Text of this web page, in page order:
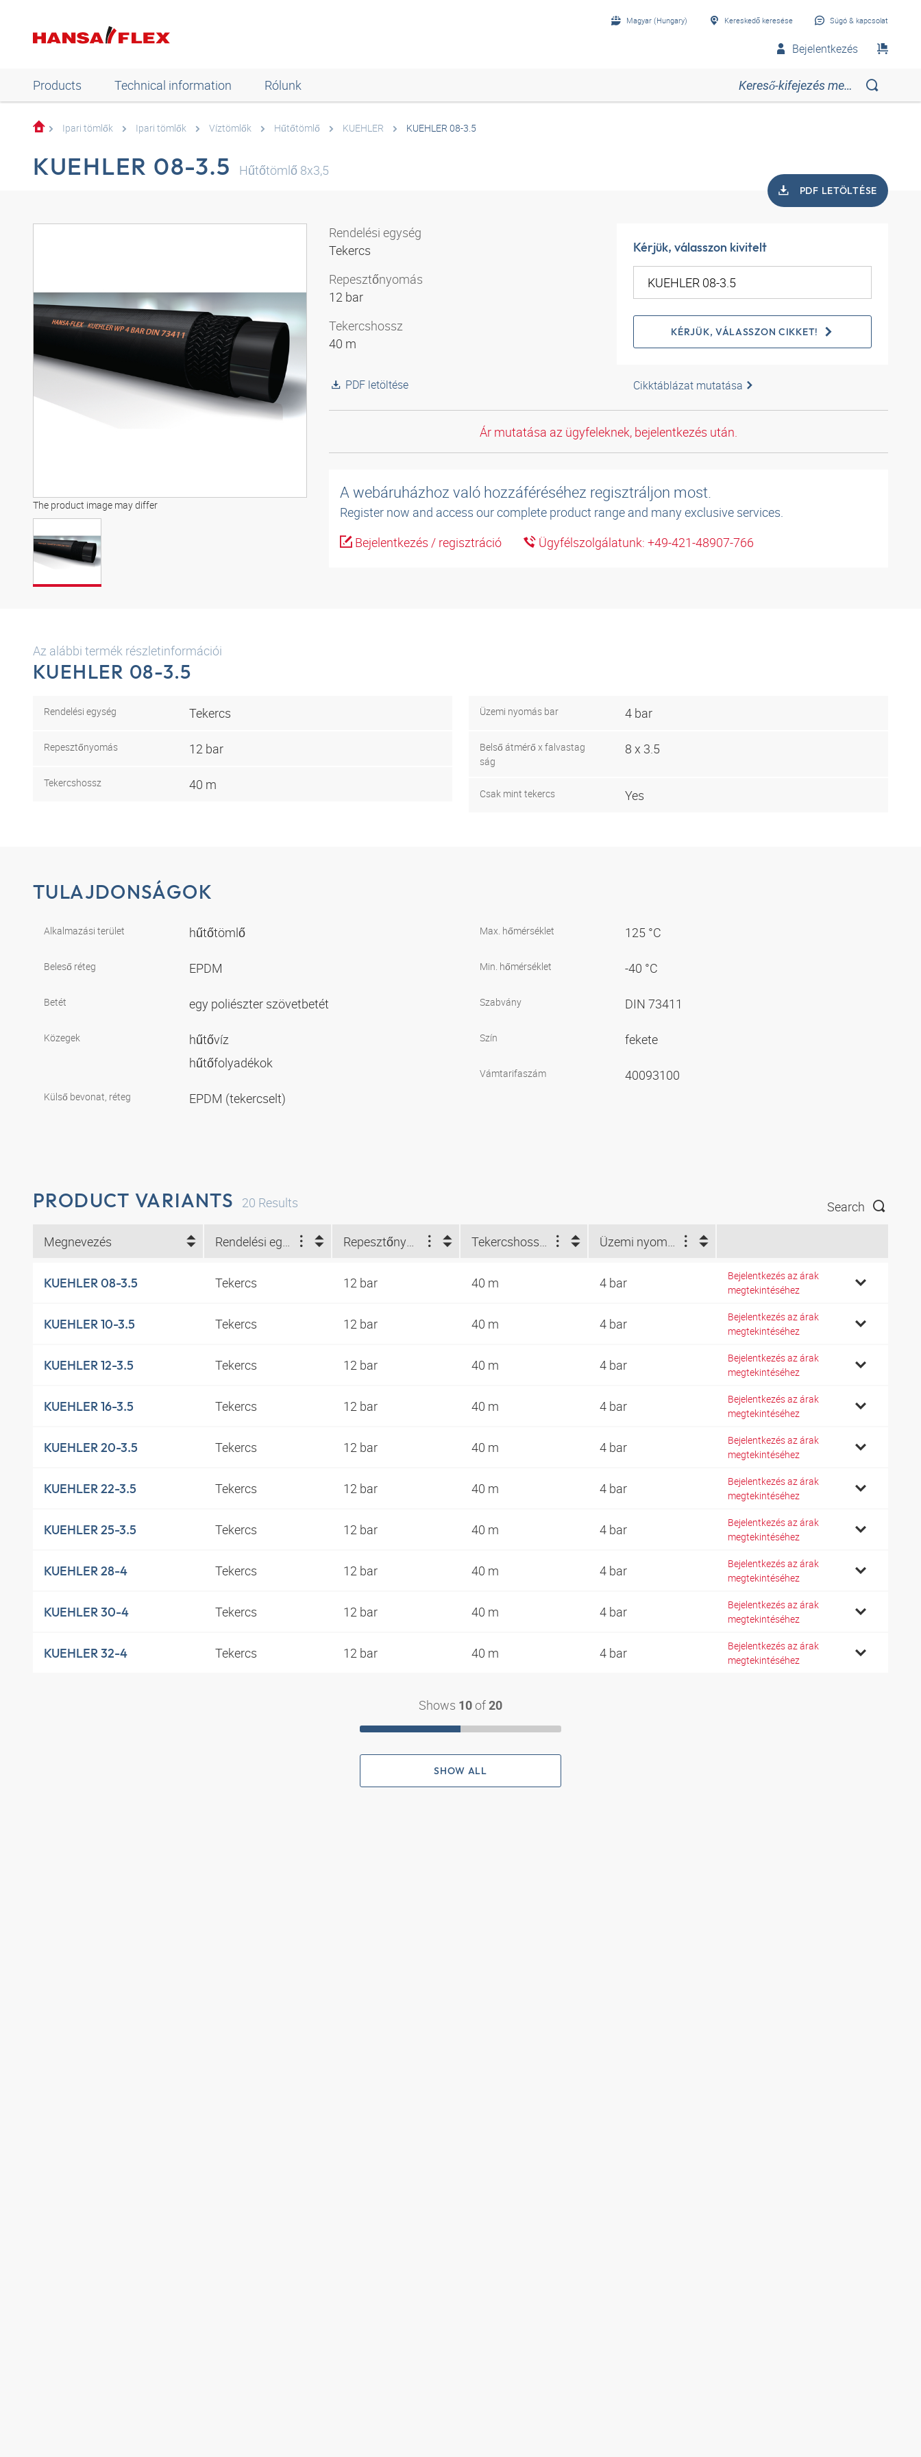
Magyar (Hungary) Kereskedő keresése Súgó & kapcsolat
Bejelentkezés
Products Technical information Rólunk
Ipari tömlők Ipari tömlők Víztömlők Hűtőtömlő KUEHLER KUEHLER 08-3.5
KUEHLER 08-3.5 Hűtőtömlő 8x3,5
PDF LETÖLTÉSE
The product image may differ
Rendelési egység
Tekercs
Repesztőnyomás
12 bar
Tekercshossz
40 m
PDF letöltése
Kérjük, válasszon kivitelt
KÉRJÜK, VÁLASSZON CIKKET!
Cikktáblázat mutatása
Ár mutatása az ügyfeleknek, bejelentkezés után.
A webáruházhoz való hozzáféréséhez regisztráljon most.
Register now and access our complete product range and many exclusive services.
Bejelentkezés / regisztráció
Ügyfélszolgálatunk: +49-421-48907-766
Az alábbi termék részletinformációi
KUEHLER 08-3.5
Rendelési egység Tekercs
Repesztőnyomás 12 bar
Tekercshossz 40 m
Üzemi nyomás bar 4 bar
Belső átmérő x falvastag
ság
8 x 3.5
Csak mint tekercs Yes
TULAJDONSÁGOK
Alkalmazási terület hűtőtömlő
Beleső réteg EPDM
Betét egy poliészter szövetbetét
Közegek
hűtővíz
hűtőfolyadékok
Külső bevonat, réteg EPDM (tekercselt)
Max. hőmérséklet 125 °C
Min. hőmérséklet -40 °C
Szabvány DIN 73411
Szín fekete
Vámtarifaszám 40093100
PRODUCT VARIANTS 20 Results Search
Megnevezés
KUEHLER 08-3.5 Tekercs 12 bar 40 m 4 bar
Bejelentkezés az árak
megtekintéséhez
KUEHLER 10-3.5 Tekercs 12 bar 40 m 4 bar
Bejelentkezés az árak
megtekintéséhez
KUEHLER 12-3.5 Tekercs 12 bar 40 m 4 bar
Bejelentkezés az árak
megtekintéséhez
KUEHLER 16-3.5 Tekercs 12 bar 40 m 4 bar
Bejelentkezés az árak
megtekintéséhez
KUEHLER 20-3.5 Tekercs 12 bar 40 m 4 bar
Bejelentkezés az árak
megtekintéséhez
KUEHLER 22-3.5 Tekercs 12 bar 40 m 4 bar
Bejelentkezés az árak
megtekintéséhez
KUEHLER 25-3.5 Tekercs 12 bar 40 m 4 bar
Bejelentkezés az árak
megtekintéséhez
KUEHLER 28-4 Tekercs 12 bar 40 m 4 bar
Bejelentkezés az árak
megtekintéséhez
KUEHLER 30-4 Tekercs 12 bar 40 m 4 bar
Bejelentkezés az árak
megtekintéséhez
KUEHLER 32-4 Tekercs 12 bar 40 m 4 bar
Bejelentkezés az árak
megtekintéséhez
Shows 10 of 20
SHOW ALL